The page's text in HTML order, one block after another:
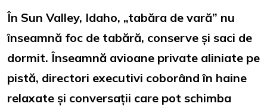
În Sun Valley, Idaho, „tabăra de vară” nu
înseamnă foc de tabără, conserve și saci de
dormit. Înseamnă avioane private aliniate pe
pistă, directori executivi coborând în haine
relaxate și conversații care pot schimba